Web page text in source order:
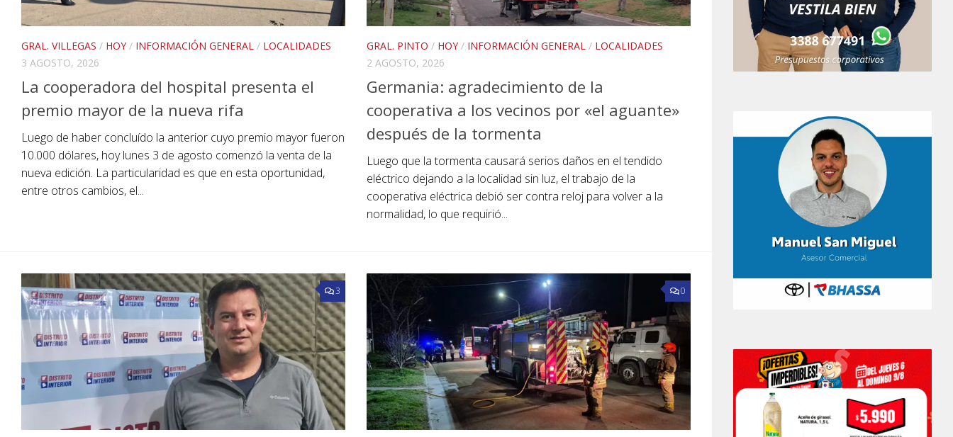
GRAL. VILLEGAS / HOY / INFORMACIÓN GENERAL / LOCALIDADES
3 AGOSTO, 2026
La cooperadora del hospital presenta el
premio mayor de la nueva rifa
Luego de haber concluído la anterior cuyo premio mayor fueron
10.000 dólares, hoy lunes 3 de agosto comenzó la venta de la
nueva edición. La particularidad es que en esta oportunidad,
entre otros cambios, el...
GRAL. PINTO / HOY / INFORMACIÓN GENERAL / LOCALIDADES
2 AGOSTO, 2026
Germania: agradecimiento de la
cooperativa a los vecinos por «el aguante»
después de la tormenta
Luego que la tormenta causará serios daños en el tendido
eléctrico dejando a la localidad sin luz, el trabajo de la
cooperativa eléctrica debió ser contra reloj para volver a la
normalidad, lo que requirió...
3 0